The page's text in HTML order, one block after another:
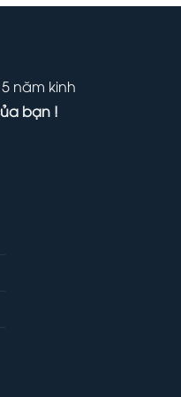
năm kinh
bạn !